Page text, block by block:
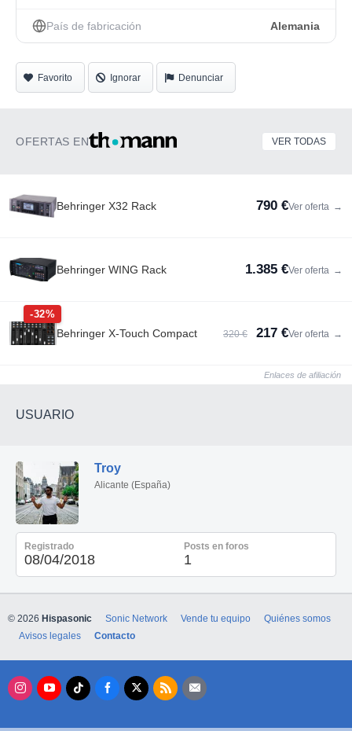
País de fabricación Alemania
Favorito Ignorar Denunciar
OFERTAS EN VER TODAS
Behringer X32 Rack 790 €Ver oferta →
Behringer WING Rack 1.385 €Ver oferta →
-32%
Behringer X-Touch Compact 320 € 217 €Ver oferta →
Enlaces de afiliación
USUARIO
Troy
Alicante (España)
Registrado
08/04/2018
Posts en foros
1
© 2026 Hispasonic Sonic Network Vende tu equipo
Quiénes somos
Avisos legales
Contacto